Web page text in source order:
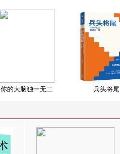
你的大脑独一无二 兵头将尾